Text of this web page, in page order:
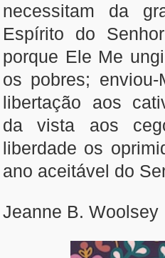
necessitam da
Espírito do
porque Ele Me
os pobres;
libertação aos
da vista aos
liberdade os
ano aceitável do
Jeanne B. Woolsey